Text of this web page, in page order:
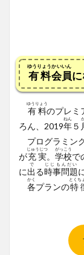
有料
ゆうりょう
会員
かいいん
有料
ゆうりょう
のプレミ
ろん、2019年
ねん
５
プログラミング
が充実
じゅうじつ
。 学校
がっこう
で
に出
で
る時事問題
じじもんだい
各
かく
プランの特
とくち